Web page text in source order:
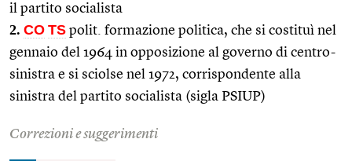
il partito socialista
2. CO TS polit. formazione politica, che si costituì nel
gennaio del 1964 in opposizione al governo di centro-
sinistra e si sciolse nel 1972, corrispondente alla
sinistra del partito socialista (sigla PSIUP)
Correzioni e suggerimenti